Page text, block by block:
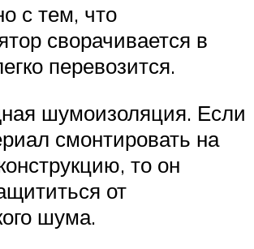
с тем, что
сворачивается в
перевозится.
шумоизоляция. Если
смонтировать на
то он
от
шума.